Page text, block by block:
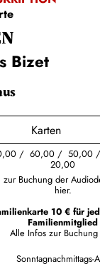
Bizet
Karten
60,00 50,00
20,00
zur Buchung der
hier.
10 € für
Familienmitglied
Alle Infos zur Buchung
Sonntagnachmittags-